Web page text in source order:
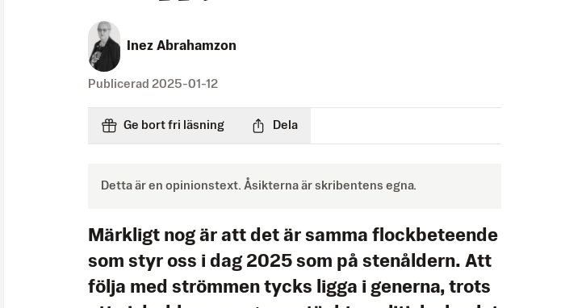
Inez Abrahamzon
Publicerad 2025-01-12
Ge bort fri läsning Dela
Detta är en opinionstext. Åsikterna är skribentens egna.
Märkligt nog är att det är samma flockbeteende
som styr oss i dag 2025 som på stenåldern. Att
följa med strömmen tycks ligga i generna, trots